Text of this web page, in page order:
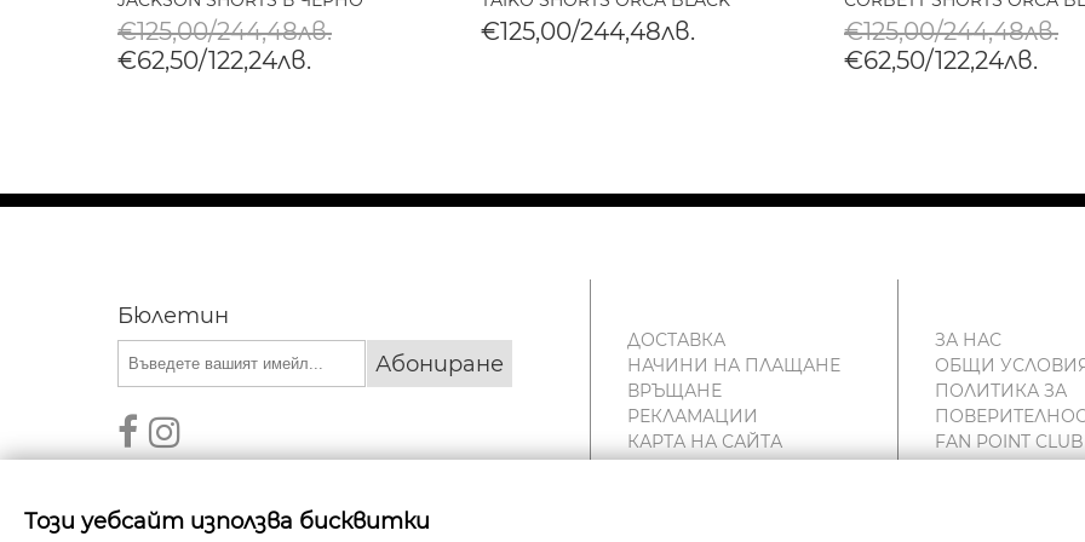
€125,00/244,48лв.
€62,50/122,24лв.
€125,00/244,48лв.
€125,00/244,48лв.
€62,50/122,24лв.
Бюлетин
Абониране
ДОСТАВКА
НАЧИНИ НА ПЛАЩАНЕ
ВРЪЩАНЕ
РЕКЛАМАЦИИ
КАРТА НА САЙТА
ЗА НАС
ОБЩИ
ПОЛИТИКА ЗА
FAN POINT CLUB
Този уебсайт използва бисквитки